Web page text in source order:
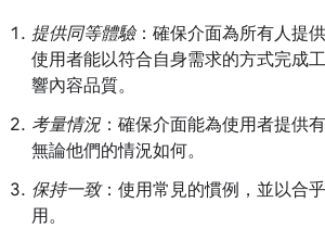
提供同等體驗：確保介面為所有人提
使用者能以符合自身需求的方式完成
響內容品質。
考量情況 ：確保介面能為使用者提供
無論他們的情況如何。
保持一致：使用常見的慣例，並以合
用。